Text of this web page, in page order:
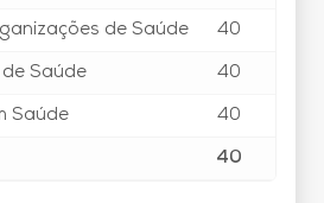
de Saúde 40
de Saúde 40
Saúde 40
40